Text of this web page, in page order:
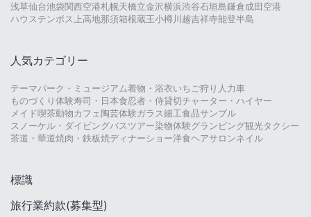
浅草仙台池袋関西空港札幌天橋立金沢横浜渋谷石垣島鎌倉成田空港
ハウステンボス 上高地那須箱根蔵王小樽 川越吉祥寺能登半島
人気カテゴリー
テーマパーク・ミュージアム着物・浴衣いちご狩り 人力車
ものづくり体験寿司・日本食忍者・侍貸切チャーター・ハイヤー
メイド喫茶動物カフェ陶芸体験ガラス細工食品サンプル
スノーケル・ダイビングバスツアー染物体験グランピング観光タクシー
茶道・華道焼肉・鉄板焼ディナーショー洋食ヘアサロンネイル
標識
旅行業約款(募集型)